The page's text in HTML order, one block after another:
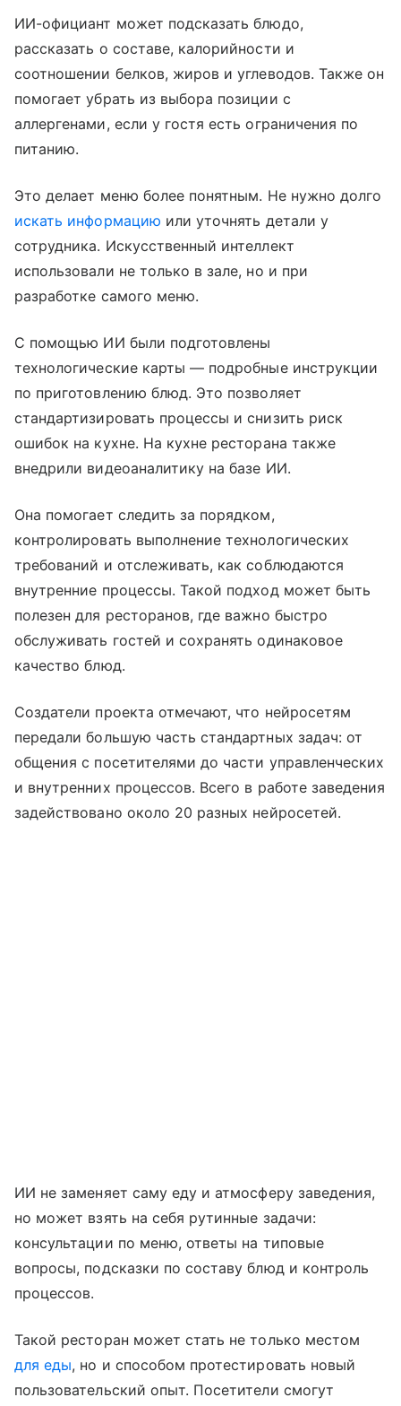
ИИ-официант может подсказать блюдо,
рассказать о составе, калорийности и
соотношении белков, жиров и углеводов. Также он
помогает убрать из выбора позиции с
аллергенами, если у гостя есть ограничения по
питанию.
Это делает меню более понятным. Не нужно долго
искать информацию или уточнять детали у
сотрудника. Искусственный интеллект
использовали не только в зале, но и при
разработке самого меню.
С помощью ИИ были подготовлены
технологические карты — подробные инструкции
по приготовлению блюд. Это позволяет
стандартизировать процессы и снизить риск
ошибок на кухне. На кухне ресторана также
внедрили видеоаналитику на базе ИИ.
Она помогает следить за порядком,
контролировать выполнение технологических
требований и отслеживать, как соблюдаются
внутренние процессы. Такой подход может быть
полезен для ресторанов, где важно быстро
обслуживать гостей и сохранять одинаковое
качество блюд.
Создатели проекта отмечают, что нейросетям
передали большую часть стандартных задач: от
общения с посетителями до части управленческих
и внутренних процессов. Всего в работе заведения
задействовано около 20 разных нейросетей.
ИИ не заменяет саму еду и атмосферу заведения,
но может взять на себя рутинные задачи:
консультации по меню, ответы на типовые
вопросы, подсказки по составу блюд и контроль
процессов.
Такой ресторан может стать не только местом
для еды, но и способом протестировать новый
пользовательский опыт. Посетители смогут